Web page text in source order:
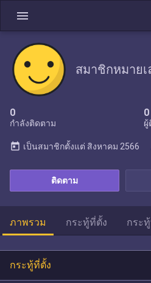
menu
สมาชิกหมายเ
0
กำลังติดตาม
0
ผู้
ติดตาม
today เป็นสมาชิกตั้งแต่ สิงหาคม 2566
ภาพรวม กระทู้ที่ตั้ง กระ
กระทู้ที่ตั้ง